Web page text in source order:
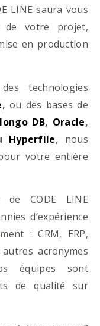
LINE saura vous
de votre projet,
en production
technologies
, ou des bases de
DB, Oracle,
Hyperfile, nous
votre entière
de CODE LINE
d’expérience
: CRM, ERP,
acronymes
équipes sont
de qualité sur